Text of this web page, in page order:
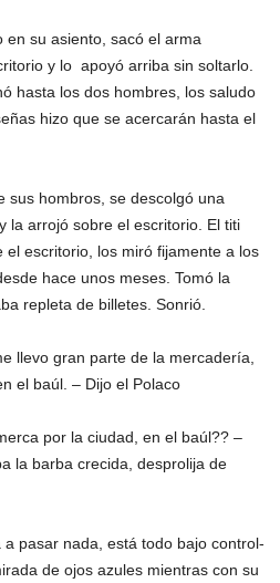
en su asiento, sacó el arma
y lo apoyó arriba sin soltarlo.
hasta los dos hombres, los saludo
hizo que se acercarán hasta el
sus hombros, se descolgó una
la arrojó sobre el escritorio. El titi
escritorio, los miró fijamente a los
hace unos meses. Tomó la
repleta de billetes. Sonrió.
llevo gran parte de la mercadería,
el baúl. – Dijo el Polaco
por la ciudad, en el baúl?? –
la barba crecida, desprolija de
pasar nada, está todo bajo control-
de ojos azules mientras con su